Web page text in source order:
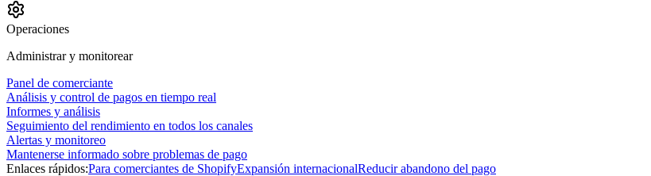
Operaciones
Administrar y monitorear
Panel de comerciante
Análisis y control de pagos en tiempo real
Informes y análisis
Seguimiento del rendimiento en todos los canales
Alertas y monitoreo
Mantenerse informado sobre problemas de pago
Enlaces rápidos:Para comerciantes de ShopifyExpansión internacionalReducir abandono del pago